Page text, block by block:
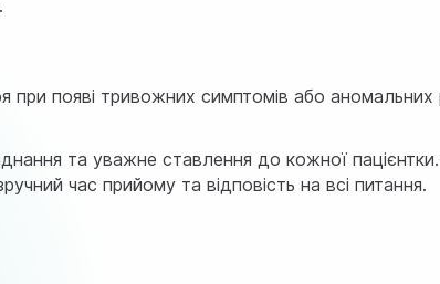
появі тривожних симптомів або
та уважне ставлення до кожної
час прийому та відповість на всі питання.